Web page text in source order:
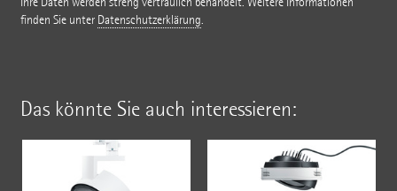
finden Sie unter Datenschutzerklärung.
Das könnte Sie auch interessieren: